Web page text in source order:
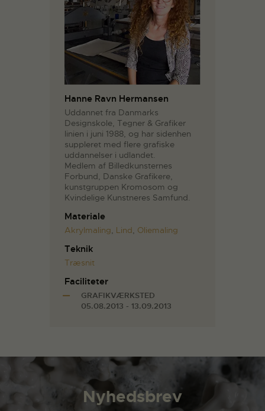
Hanne Ravn Hermansen
Uddannet fra Danmarks
Designskole, Tegner & Grafiker
linien i juni 1988, og har sidenhen
suppleret med flere grafiske
uddannelser i udlandet.
Medlem af Billedkunsternes
Forbund, Danske Grafikere,
kunstgruppen Kromosom og
Kvindelige Kunstneres Samfund.
Materiale
Akrylmaling, Lind, Oliemaling
Teknik
Træsnit
Faciliteter
GRAFIKVÆRKSTED
05.08.2013 - 13.09.2013
Nyhedsbrev